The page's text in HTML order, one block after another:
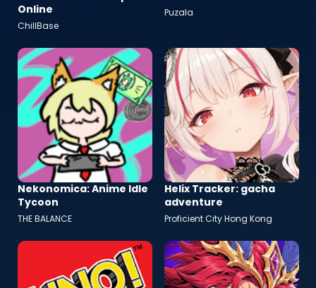
Online
ChillBase
Puzala
Nekonomica: Anime Idle
Tycoon
THE BALANCE
Helix Tracker: gacha
adventure
Proficient City Hong Kong